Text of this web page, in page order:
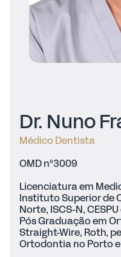
Dr. Nuno
Médico Dentista
OMD nº3009
Licenciatura em
Instituto Superior de
Norte, ISCS-N,
Pós Graduação em
Straight-Wire, Roth,
Ortodontia no Porto